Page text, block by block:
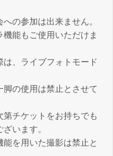
の参加は出来ません。
機能もご使用いただけま
は、ライブフォトモード
脚の使用は禁止とさせて
第チケットをお持ちでも
います。
能を用いた撮影は禁止と